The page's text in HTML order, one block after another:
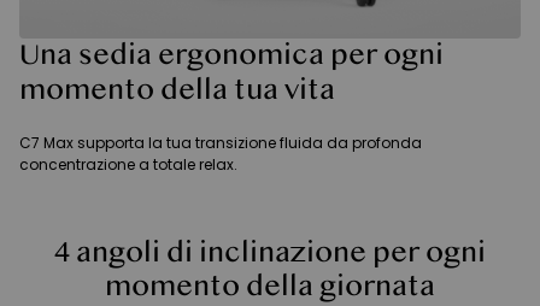
Una sedia ergonomica per ogni
momento della tua vita
C7 Max supporta la tua transizione fluida da profonda
concentrazione a totale relax.
4 angoli di inclinazione per ogni
momento della giornata